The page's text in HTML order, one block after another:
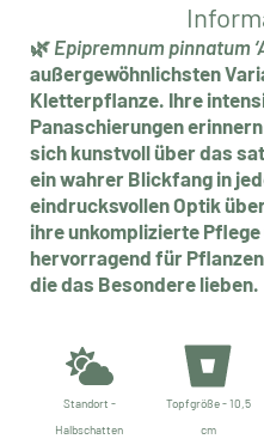
um
auf
die
Warteliste
für
dieses
Produkt
zu
kommen
🌿 Epipremnum pinnatum
außergewöhnlichsten
Kletterpflanze. Ihre
Panaschierungen
sich kunstvoll über das
ein wahrer Blickfang in
eindrucksvollen Optik
ihre unkomplizierte
hervorragend für
die das Besondere lieben.
Standort -
Halbschatten
Topfgröße - 10,5
cm